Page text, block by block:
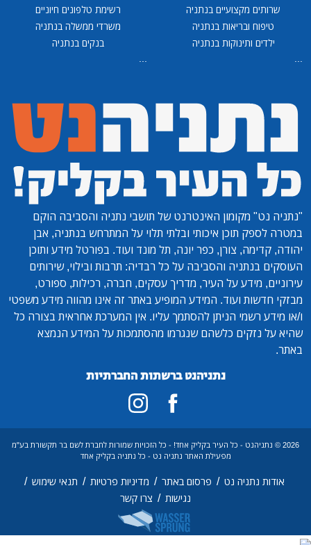
שרותים מקצועיים בנתניה
טיפוח ובריאות בנתניה
ילדים ותינוקות בנתניה
רשימת טלפונים חיוניים
משרדי ממשלה בנתניה
בנקים בנתניה
"נתניה נט" מקומון האינטרנט של תושבי נתניה והסביבה הוקם
במטרה לספק תוכן איכותי ובלתי תלוי על המתרחש בנתניה, אבן
יהודה, קדימה, צורן, כפר יונה, תל מונד ועוד. בפורטל מידע ותוכן
העוסקים בנתניה והסביבה על כל רבדיה: תרבות ובילוי, שירותים
עירוניים, מידע על העיר, מדריך עסקים, חברה, רכילות, ספורט,
מבזקי חדשות ועוד. המידע המופיע באתר זה אינו מהווה מידע משפטי
ו/או מידע רשמי הניתן להסתמך עליו. אין המערכת אחראית בצורה כל
שהיא על נזקים כלשהם שנגרמו מהסתמכות על המידע הנמצא
באתר.
נתניהנט ברשתות החברתיות
2026 © נתניהנט - כל העיר בקליק אחד! - כל הזכויות שמורות לחברת לשם בר תקשורת בע"מ
מפעילת האתר נתניה נט - כל נתניה בקליק אחד
אודות נתניה נט / פרסום באתר / מדיניות פרטיות / תנאי שימוש /
נגישות / צרו קשר